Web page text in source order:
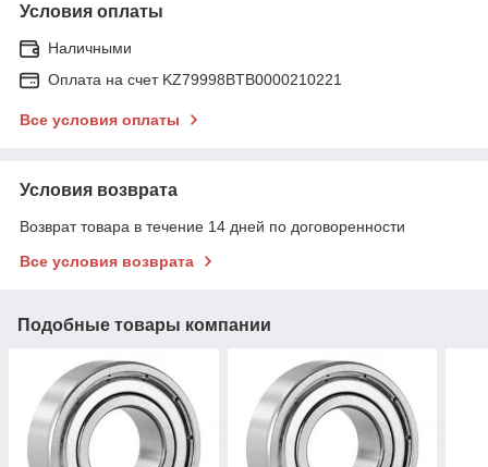
Условия оплаты
Наличными
Оплата на счет KZ79998BTB0000210221
Все условия оплаты
Условия возврата
Возврат товара в течение 14 дней по договоренности
Все условия возврата
Подобные товары компании